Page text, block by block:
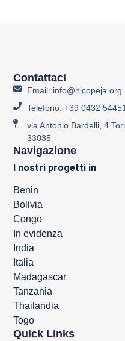
Contattaci
Email: info@nicopeja.org
Telefono: +39 0432
via Antonio Bardelli, 4
33035
Navigazione
I nostri progetti in
Benin
Bolivia
Congo
In evidenza
India
Italia
Madagascar
Tanzania
Thailandia
Togo
Quick Links